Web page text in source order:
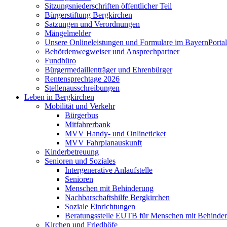
Sitzungsniederschriften öffentlicher Teil
Bürgerstiftung Bergkirchen
Satzungen und Verordnungen
Mängelmelder
Unsere Onlineleistungen und Formulare im BayernPortal
Behördenwegweiser und Ansprechpartner
Fundbüro
Bürgermedaillenträger und Ehrenbürger
Rentensprechtage 2026
Stellenausschreibungen
Leben in Bergkirchen
Mobilität und Verkehr
Bürgerbus
Mitfahrerbank
MVV Handy- und Onlineticket
MVV Fahrplanauskunft
Kinderbetreuung
Senioren und Soziales
Intergenerative Anlaufstelle
Senioren
Menschen mit Behinderung
Nachbarschaftshilfe Bergkirchen
Soziale Einrichtungen
Beratungsstelle EUTB für Menschen mit
Kirchen und Friedhöfe